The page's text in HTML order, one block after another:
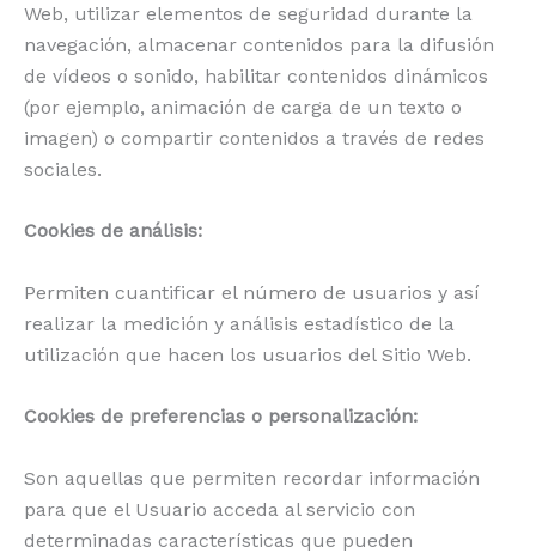
Web, utilizar elementos de seguridad durante la
navegación, almacenar contenidos para la difusión
de vídeos o sonido, habilitar contenidos dinámicos
(por ejemplo, animación de carga de un texto o
imagen) o compartir contenidos a través de redes
sociales.
Cookies de análisis:
Permiten cuantificar el número de usuarios y así
realizar la medición y análisis estadístico de la
utilización que hacen los usuarios del Sitio Web.
Cookies de preferencias o personalización:
Son aquellas que permiten recordar información
para que el Usuario acceda al servicio con
determinadas características que pueden